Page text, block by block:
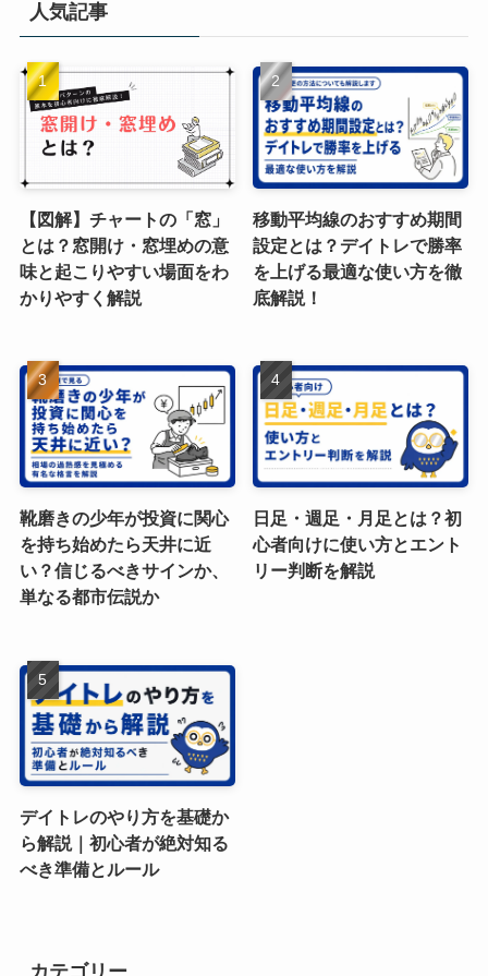
人気記事
【図解】チャートの「窓」
とは？窓開け・窓埋めの意
味と起こりやすい場面をわ
かりやすく解説
移動平均線のおすすめ期間
設定とは？デイトレで勝率
を上げる最適な使い方を徹
底解説！
靴磨きの少年が投資に関心
を持ち始めたら天井に近
い？信じるべきサインか、
単なる都市伝説か
日足・週足・月足とは？初
心者向けに使い方とエント
リー判断を解説
デイトレのやり方を基礎か
ら解説｜初心者が絶対知る
べき準備とルール
カテゴリー